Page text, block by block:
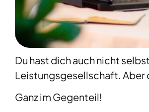
Du hast dich auch nicht
Leistungsgesellschaft. Aber
Ganz im Gegenteil!